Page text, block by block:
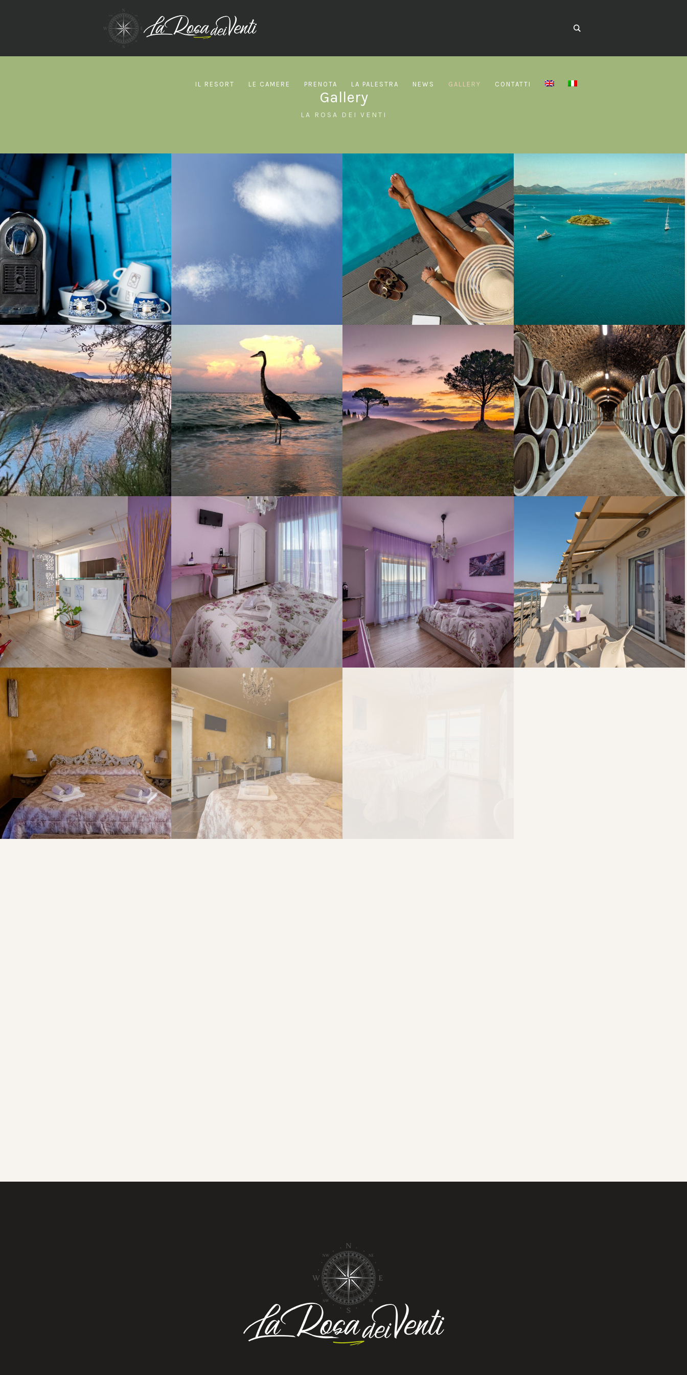
IL RESORT LE CAMERE PRENOTA LA PALESTRA NEWS GALLERY CONTATTI
Gallery
LA ROSA DEI VENTI